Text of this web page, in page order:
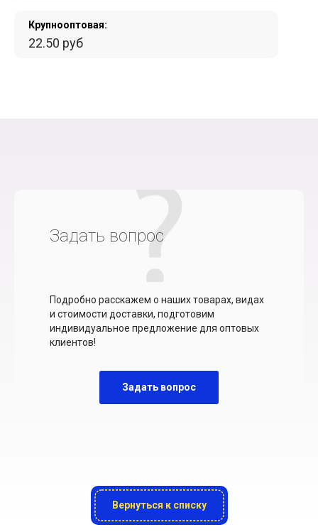
Крупнооптовая:
22.50 руб
Задать вопрос
Подробно расскажем о наших товарах, видах
и стоимости доставки, подготовим
индивидуальное предложение для оптовых
клиентов!
Задать вопрос
Вернуться к списку